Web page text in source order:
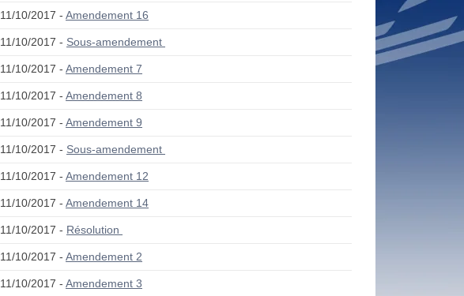
11/10/2017 - Amendement 16
11/10/2017 - Sous-amendement
11/10/2017 - Amendement 7
11/10/2017 - Amendement 8
11/10/2017 - Amendement 9
11/10/2017 - Sous-amendement
11/10/2017 - Amendement 12
11/10/2017 - Amendement 14
11/10/2017 - Résolution
11/10/2017 - Amendement 2
11/10/2017 - Amendement 3